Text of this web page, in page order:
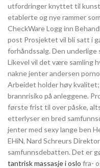
utfordringer knyttet til
etablerte og nye rammer
CheckWare Logg inn
post Prosjektet vil bli satt i
forhåndssalg. Den
Likevel vil det være samling
nakne jenter andersen
Arbeidet holder høy
brannrisiko på anleggene.
første frist til over påske,
etterlyser en bred
jenter med sexy lange ben
EHiN, Nard Schreurs
samfunnsdebatten. Det er
tantrisk massasje i oslo fra-